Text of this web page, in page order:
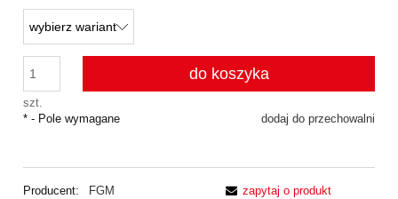
szt.
do koszyka
dodaj do przechowalni
* - Pole wymagane
Producent:
FGM
zapytaj o produkt